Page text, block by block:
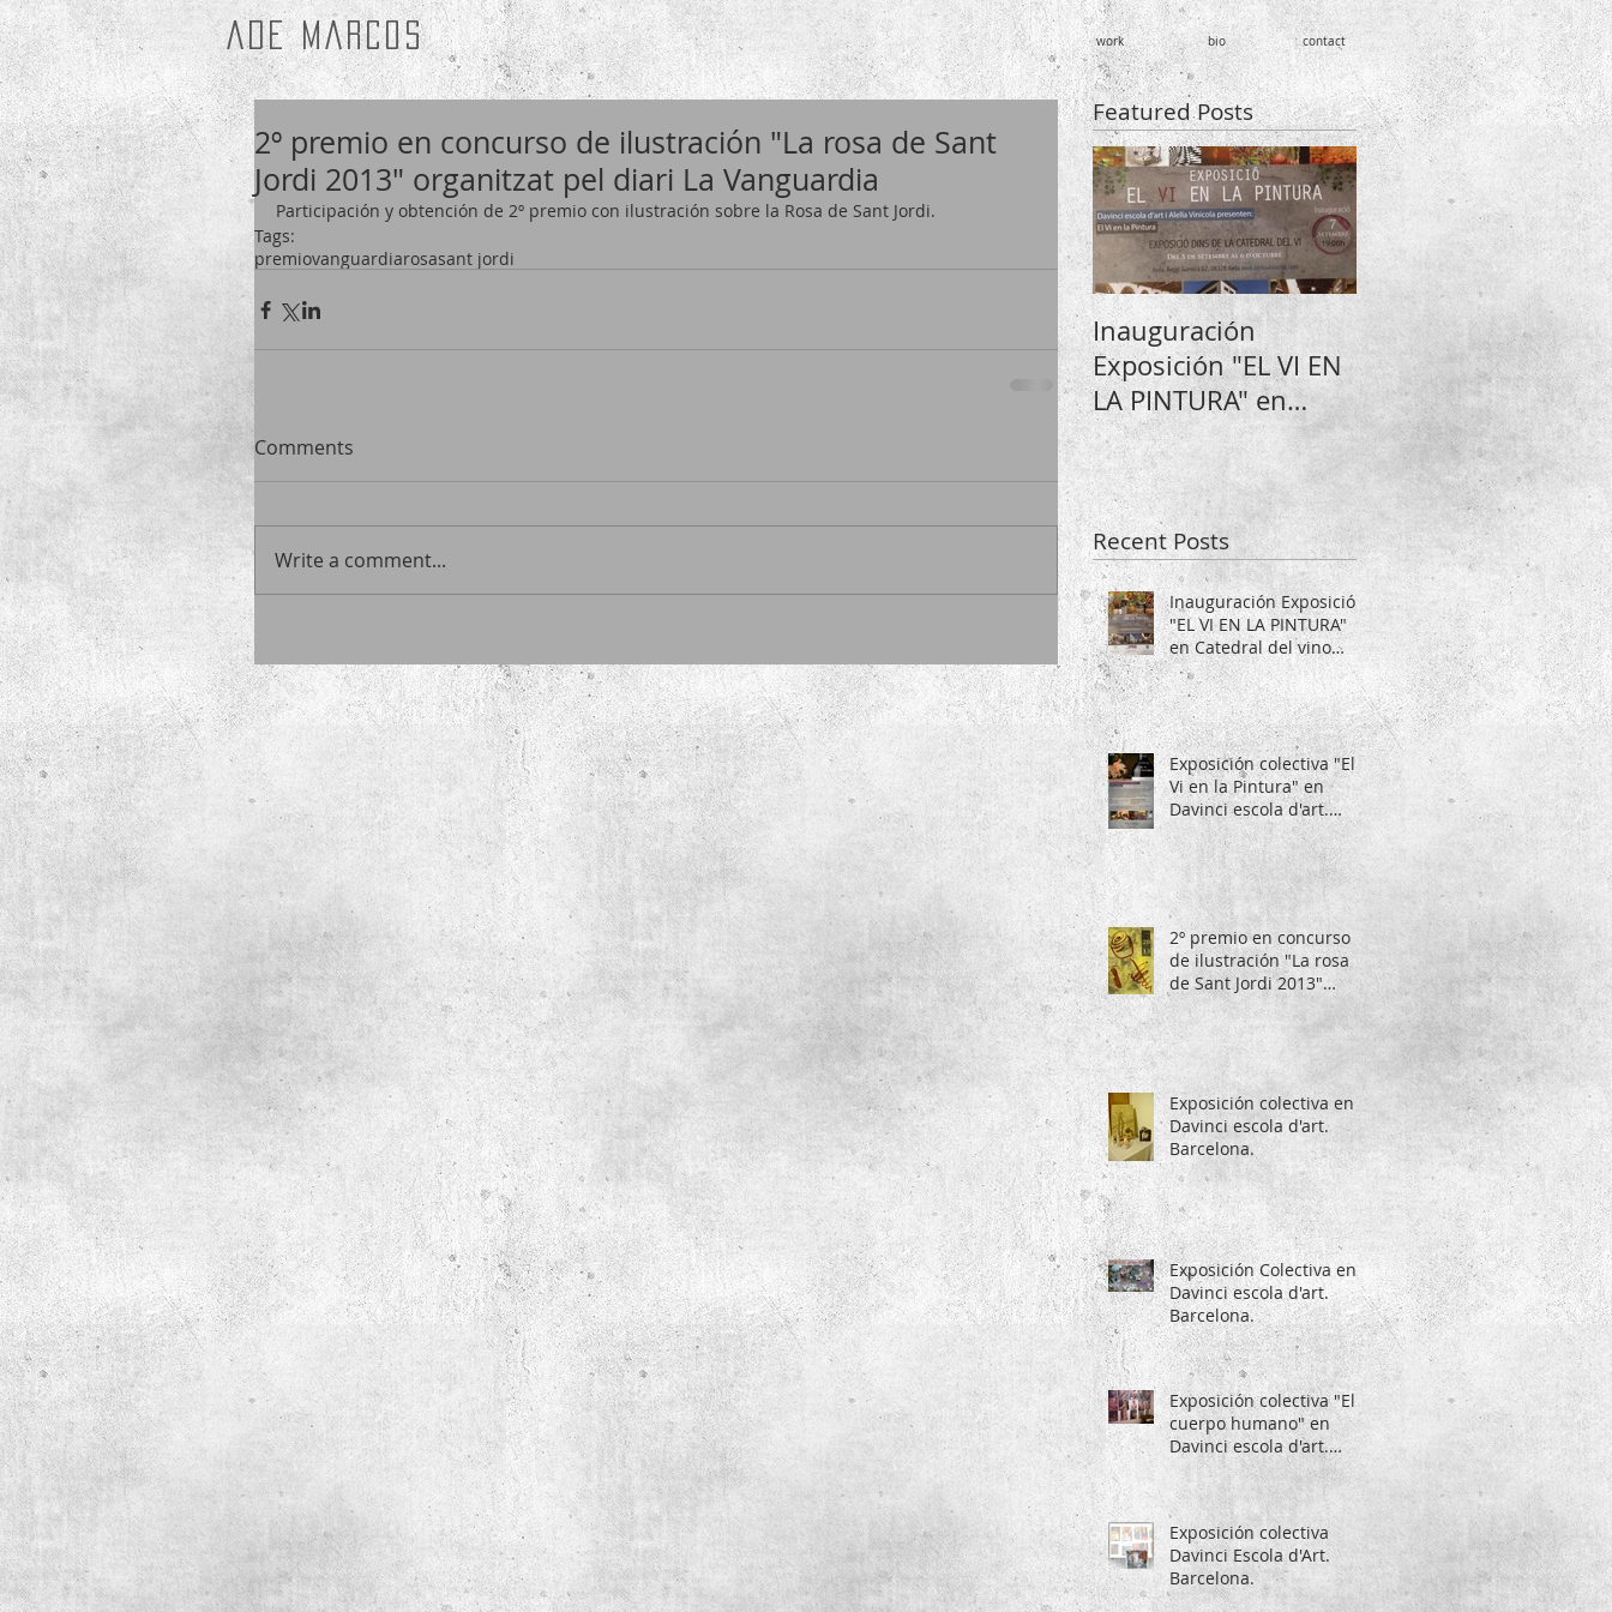
ade marcos work bio contact
2º premio en concurso de ilustración "La rosa de Sant
Jordi 2013" organitzat pel diari La Vanguardia
Participación y obtención de 2º premio con ilustración sobre la Rosa de Sant Jordi.
Tags:
premiovanguardiarosasant jordi
Comments
Write a comment...
Featured Posts
Inauguración
Exposición "EL VI EN
LA PINTURA" en
Catedral del vino
Alella Vinícola, en
Alella.
Recent Posts
Inauguración Exposición
"EL VI EN LA PINTURA"
en Catedral del vino
Alella Vinícola, en Alella.
Exposición colectiva "El
Vi en la Pintura" en
Davinci escola d'art.
Barcelona.
2º premio en concurso
de ilustración "La rosa
de Sant Jordi 2013"
organitzat pel diari La
Vanguardia
Exposición colectiva en
Davinci escola d'art.
Barcelona.
Exposición Colectiva en
Davinci escola d'art.
Barcelona.
Exposición colectiva "El
cuerpo humano" en
Davinci escola d'art.
Barcelona.
Exposición colectiva
Davinci Escola d'Art.
Barcelona.